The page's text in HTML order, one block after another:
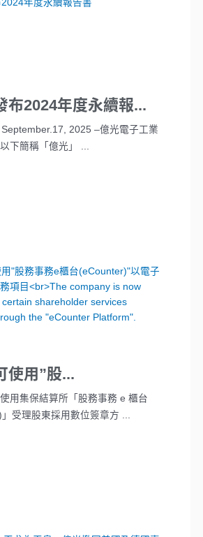
布2024年度永續報...
2025 –億光電子工業
下簡稱「億光」 ...
使用”股...
用集保結算所「股務事務 e 櫃台
受理股東採用數位簽章方 ...